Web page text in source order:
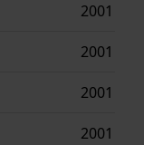
2001
2001
2001
2001